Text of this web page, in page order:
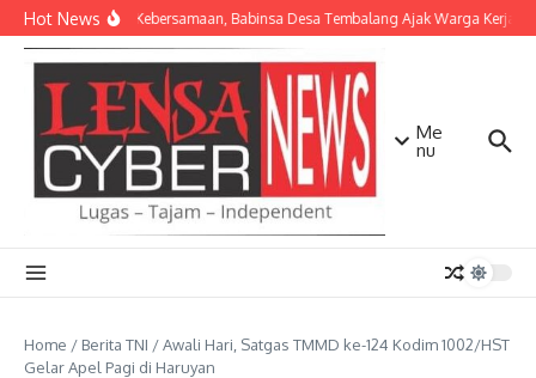
Lewati ke konten
Hot NewsPererat Kebersamaan, Babinsa Desa Tembalang Ajak Warga Kerja
Me
nu
Home / Berita TNI /Awali Hari, Satgas TMMD ke-124 Kodim 1002/HST
Gelar Apel Pagi di Haruyan